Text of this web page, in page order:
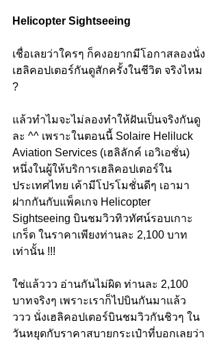
Helicopter Sightseeing
เชื่อเลยว่าใครๆ ก็คงอยากมีโอกาสลองนั่ง
เฮลิคอปเตอร์กันดูสักครั้งในชีวิต จริงไหม
?
แล้วทำไมจะไม่ลองทำให้ฝันเป็นจริงกันดู
ละ ^^ เพราะในตอนนี้ Solaire Heliluck
Aviation Services (เฮลิลักค์ เอวิเอชั่น)
หนึ่งในผู้ให้บริการเฮลิคอปเตอร์ใน
ประเทศไทย เค้ามีโปรโมชั่นดีๆ เอามา
ฝากกันกับแพ็คเกจ Helicopter
Sightseeing บินชมวิวทิวทัศน์รอบเกาะ
เกร็ด ในราคาเพียงท่านละ 2,100 บาท
เท่านั้น !!!
ใช่แล้ววว อ่านกันไม่ผิด ท่านละ 2,100
บาทจริงๆ เพราะเราก็ไปบินกันมาแล้ว
ววว นั่งเฮลิคอปเตอร์บินชมวิวกันชิวๆ ใน
วันหยุดกับราคาสบายกระเป๋าที่บอกเลยว่า